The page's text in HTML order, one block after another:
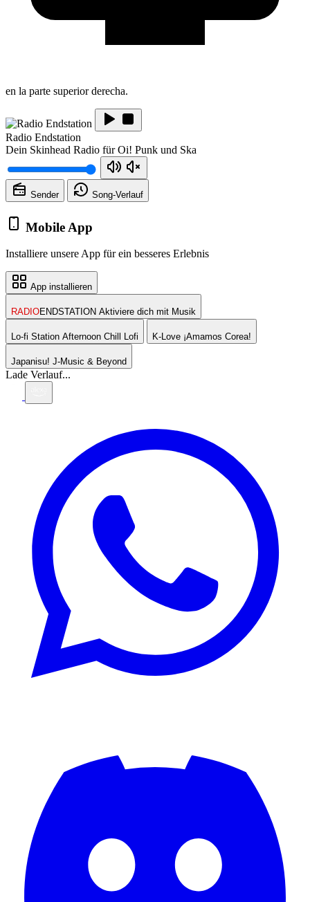
en la parte superior derecha.
Radio Endstation
Dein Skinhead Radio für Oi! Punk und Ska
Sender Song-Verlauf
Mobile App
Installiere unsere App für ein besseres Erlebnis
App installieren
RADIOENDSTATION Aktiviere dich mit Musik
Lo-fi Station Afternoon Chill Lofi K-Love ¡Amamos Corea!
Japanisu! J-Music & Beyond
Lade Verlauf...